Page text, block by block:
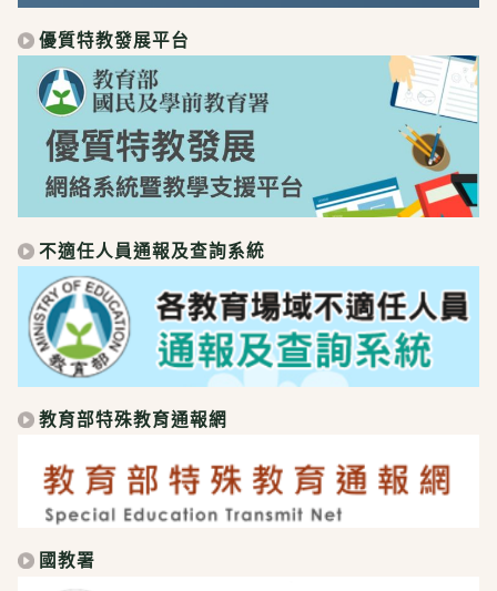
優質特教發展平台
不適任人員通報及查詢系統
教育部特殊教育通報網
國教署